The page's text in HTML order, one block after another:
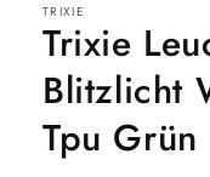
TRIXIE
Trixie
Blitzlicht
Tpu Grün